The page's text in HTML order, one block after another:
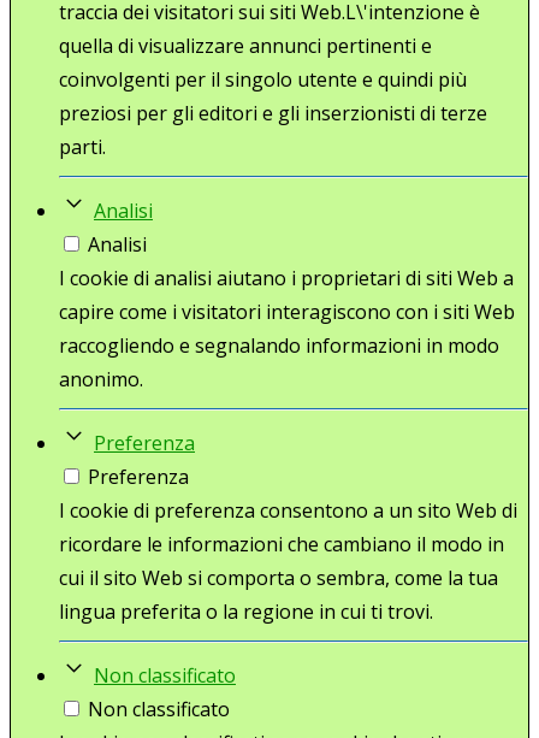
traccia dei visitatori sui siti Web.L\'intenzione è
quella di visualizzare annunci pertinenti e
coinvolgenti per il singolo utente e quindi più
preziosi per gli editori e gli inserzionisti di terze
parti.
Analisi
Analisi
I cookie di analisi aiutano i proprietari di siti Web a
capire come i visitatori interagiscono con i siti Web
raccogliendo e segnalando informazioni in modo
anonimo.
Preferenza
Preferenza
I cookie di preferenza consentono a un sito Web di
ricordare le informazioni che cambiano il modo in
cui il sito Web si comporta o sembra, come la tua
lingua preferita o la regione in cui ti trovi.
Non classificato
Non classificato